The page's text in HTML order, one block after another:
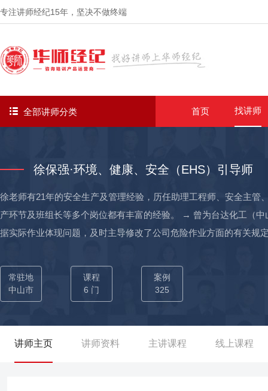
专注讲师经纪15年 ，坚决不做终端
全部讲师分类 首页 找讲师
徐保强·环境、健康、安全（EHS）引导师
徐老师有21年的安全生产及管理经验，历任助理工程师、安全主
产环节及班组长等多个岗位都有丰富的经验。 → 曾为台达化工（
据实际作业体现问题，及时主导修改了公司危险作业方面的有关
的表彰与奖励 → 曾为东丽薄膜加工（中山）有限公司进行公司内
间，助力公司成功获得政府颁发的“年度安全生产优秀企业奖牌”及
多地委托进行安全培训。 → 曾创立周口市蜜蜂注册安全工程师事
门培训，提升企业安全机制及隐患排查治理能力。
常驻地
中山市
课程
6 门
案例
325
讲师主页 讲师资料 主讲课程 线上课程